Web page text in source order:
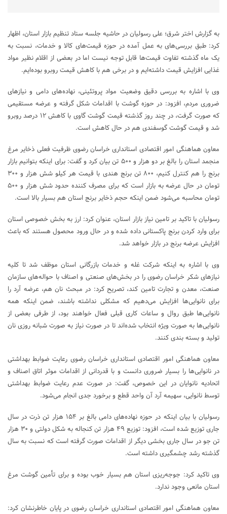
به گزارش اختر شرق؛ علی رسولیان در حاشیه جلسه ستاد تنظیم بازار استان، اظهار
کرد: طبق بررسی‌های به عمل آمده در حوزه قیمت‌های کالا و خدمات، نسبت به
یک ماه گذشته تفاوت قیمت‌ها قابل توجه نیست اما در بعضی از اقلام نظیر مواد
غذایی افزایش قیمت داشته‌ایم و در برخی هم با کاهش قیمت روبرو بوده‌ایم.
وی با اشاره به بررسی دقیق وضعیت مواد پروتئینی، نهاده‌های دامی و نیازهای
ضروری مردم، افزود: در حوزه گوشت با اقدامات شکل گرفته و عرضه مستقیمی
که صورت گرفت، در چند روز گذشته قیمت گوشت گاوی با کاهش ۱۲ درصد روبرو
شد و قیمت گوشت گوسفندی هم در حال کاهش است.
معاون هماهنگی امور اقتصادی استانداری خراسان رضوی ظرفیت فعلی ذخایر مرغ
منجمد استان را بالغ بر دو هزار و ۵۰۰ تن بیان کرد و گفت: برای اینکه بتوانیم بازار
برنج را هم کنترل کنیم، ۸۰۰ تن برنج هندی با قیمت هر کیلو شش هزار و ۳۰۰
تومان در حال عرضه به بازار است که برای مصرف کننده حدود شش هزار و ۵۰۰
تومان محاسبه می‌شود ضمن اینکه حجم ذخایر برنج استان هم بسیار بالا است.
رسولیان با تاکید بر تامین نیاز بازار استان، عنوان کرد: ارز به بخش خصوصی استان
برای وارد کردن برنج پاکستانی داده شده و در حال ورود محصول هستند که باعث
افزایش عرضه برنج در بازار خواهد شد.
وی با اشاره به اینکه شرکت غله و خدمات بازرگانی استان موظف شد تا کلیه
نیازهای شکر خراسان رضوی را در بخش‌های صنعتی و اصناف با حواله‌های سازمان
صنعت، معدن و تجارت تامین کند، تصریح کرد: در مبحث نان هم، عرضه آرد را
برای نانوایی‌ها افزایش می‌دهیم که مشکلی نداشته باشند، ضمن اینکه همه
نانوایی‌ها طبق روال و ساعات کاری قبلی فعال خواهند بود، از طرفی بعضی از
نانوایی‌ها به صورت ویژه انتخاب شده‌اند تا در صورت نیاز به صورت شبانه روزی نان
تولید و بسته بندی کنند.
معاون هماهنگی امور اقتصادی استانداری خراسان رضوی رعایت ضوابط بهداشتی
در نانوایی‌ها را بسیار ضروری دانست و با قدردانی از اقدامات موثر اتاق اصناف و
اتحادیه نانوایان در این خصوص، گفت: در صورت عدم رعایت ضوابط بهداشتی
توسط نانوایی، سهیمه آرد آن واحد قطع و برخورد جدی انجام می‌شود.
رسولیان با بیان اینکه در حوزه نهاده‌های دامی بالغ بر ۱۵۴ هزار تن ذرت در سال
جاری توزیع شده است، افزود: توزیع ۴۹ هزار تن کنجاله به شکل دولتی و ۳۰ هزار
تن جو در سال جاری بخشی دیگر از اقدامات صورت گرفته است که نسبت به سال
گذشته رشد چشمگیری داشته است.
وی تاکید کرد: جوجه‌ریزی استان هم بسیار خوب بوده و برای تأمین گوشت مرغ
استان مانعی وجود ندارد.
معاون هماهنگی امور اقتصادی استانداری خراسان رضوی در پایان خاطرنشان کرد: